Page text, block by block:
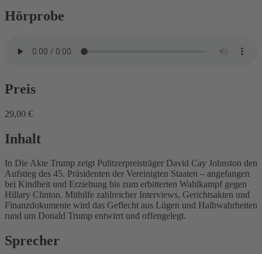
Hörprobe
Preis
29,00 €
Inhalt
In Die Akte Trump zeigt Pulitzerpreisträger David Cay Johnston den
Aufstieg des 45. Präsidenten der Vereinigten Staaten – angefangen
bei Kindheit und Erziehung bis zum erbitterten Wahlkampf gegen
Hillary Clinton. Mithilfe zahlreicher Interviews, Gerichtsakten und
Finanzdokumente wird das Geflecht aus Lügen und Halbwahrheiten
rund um Donald Trump entwirrt und offengelegt.
Sprecher